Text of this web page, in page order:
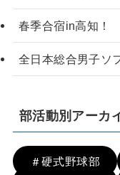
春季合宿in高知！
全日本総合男子ソ
部活動別アーカ
＃硬式野球部